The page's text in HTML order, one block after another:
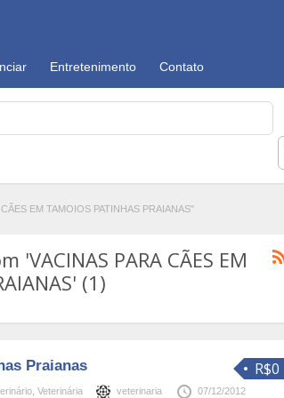
Entretenimento Contato
EM TAMOIOS PATINHAS PRAIANAS"
PARA CÃES EM
(1)
R$0
Praianas
Veterinária veterinaria 07/12/2012